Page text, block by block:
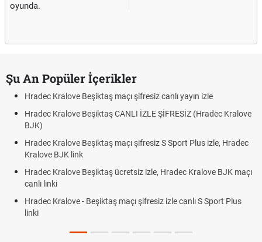
oyunda.
Şu An Popüler İçerikler
Hradec Kralove Beşiktaş maçı şifresiz canlı yayın izle
Hradec Kralove Beşiktaş CANLI İZLE ŞİFRESİZ (Hradec Kralove
BJK)
Hradec Kralove Beşiktaş maçı şifresiz S Sport Plus izle, Hradec
Kralove BJK link
Hradec Kralove Beşiktaş ücretsiz izle, Hradec Kralove BJK maçı
canlı linki
Hradec Kralove - Beşiktaş maçı şifresiz izle canlı S Sport Plus
linki